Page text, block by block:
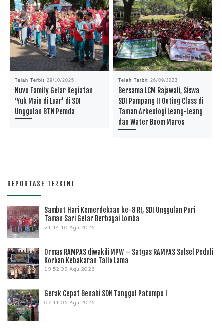
Telah Terbit29/10/2025
Nuvo Family Gelar Kegiatan
‘Yuk Main di Luar’ di SDI
Unggulan BTN Pemda
Telah Terbit26/09/2023
Bersama LCM Rajawali, Siswa
SDI Pampang II Outing Class di
Taman Arkeologi Leang-Leang
dan Water Boom Maros
REPORTASE TERKINI
Sambut Hari Kemerdekaan ke-8 RI, SDI Unggulan Puri
Taman Sari Gelar Berbagai Lomba
21:14 10 Agu 2026
Ormas RAMPAS diwakili MPW – Satgas RAMPAS Sulsel Peduli
Korban Kebakaran Tallo Lama
19:52 09 Agu 2026
Gerak Cepat Benahi SDN Tanggul Patompo I
07:11 06 Agu 2026